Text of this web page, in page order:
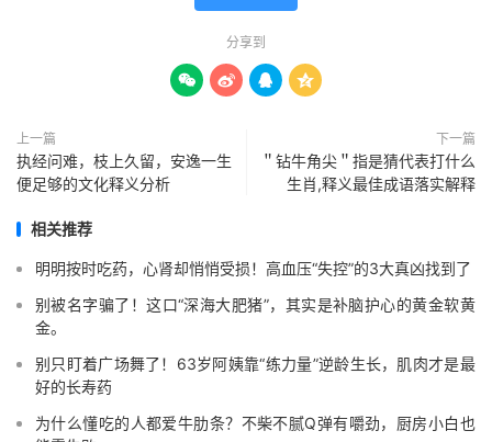
分享到
   
上一篇
执经问难，枝上久留，安逸一生
便足够的文化释义分析
下一篇
＂钻牛角尖＂指是猜代表打什么
生肖,释义最佳成语落实解释
相关推荐
明明按时吃药，心肾却悄悄受损！高血压“失控”的3大真凶找到了
别被名字骗了！这口“深海大肥猪”，其实是补脑护心的黄金软黄
金。
别只盯着广场舞了！63岁阿姨靠“练力量”逆龄生长，肌肉才是最
好的长寿药
为什么懂吃的人都爱牛肋条？不柴不腻Q弹有嚼劲，厨房小白也